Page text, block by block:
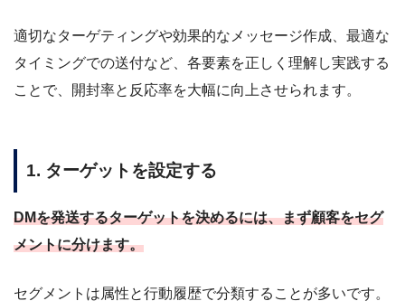
適切なターゲティングや効果的なメッセージ作成、最適な
タイミングでの送付など、各要素を正しく理解し実践する
ことで、開封率と反応率を大幅に向上させられます。
1. ターゲットを設定する
DMを発送するターゲットを決めるには、まず顧客をセグ
メントに分けます。
セグメントは属性と行動履歴で分類することが多いです。